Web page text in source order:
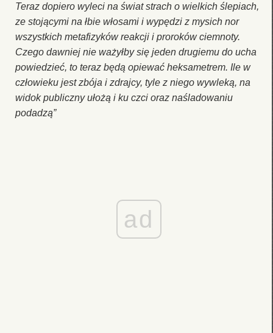
Teraz dopiero wyleci na świat strach o wielkich ślepiach,
ze stojącymi na łbie włosami i wypędzi z mysich nor
wszystkich metafizyków reakcji i proroków ciemnoty.
Czego dawniej nie ważyłby się jeden drugiemu do ucha
powiedzieć, to teraz będą opiewać heksametrem. Ile w
człowieku jest zbója i zdrajcy, tyle z niego wywleką, na
widok publiczny ułożą i ku czci oraz naśladowaniu
podadzą”
ad